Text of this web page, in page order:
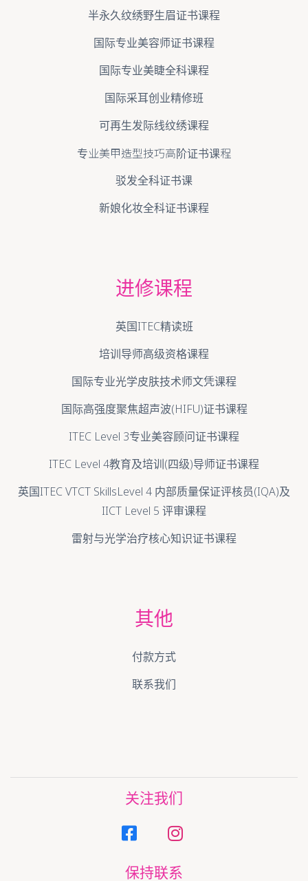
半永久纹绣野生眉证书课程
国际专业美容师证书课程
国际专业美睫全科课程
国际采耳创业精修班
可再生发际线纹绣课程
专业美甲造型技巧高阶证书课程
驳发全科证书课
新娘化妆全科证书课程
进修课程
英国ITEC精读班
培训导师高级资格课程
国际专业光学皮肤技术师文凭课程
国际高强度聚焦超声波(HIFU)证书课程
ITEC Level 3专业美容顾问证书课程
ITEC Level 4教育及培训(四级)导师证书课程
英国ITEC VTCT SkillsLevel 4 内部质量保证评核员(IQA)及
IICT Level 5 评审课程
雷射与光学治疗核心知识证书课程
其他
付款方式
联系我们
关注我们
保持联系